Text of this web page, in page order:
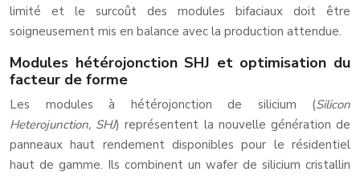
limité et le surcoût des modules bifaciaux doit être
soigneusement mis en balance avec la production attendue.
Modules hétérojonction SHJ et optimisation du
facteur de forme
Les modules à hétérojonction de silicium (Silicon
Heterojunction, SHJ) représentent la nouvelle génération de
panneaux haut rendement disponibles pour le résidentiel
haut de gamme. Ils combinent un wafer de silicium cristallin